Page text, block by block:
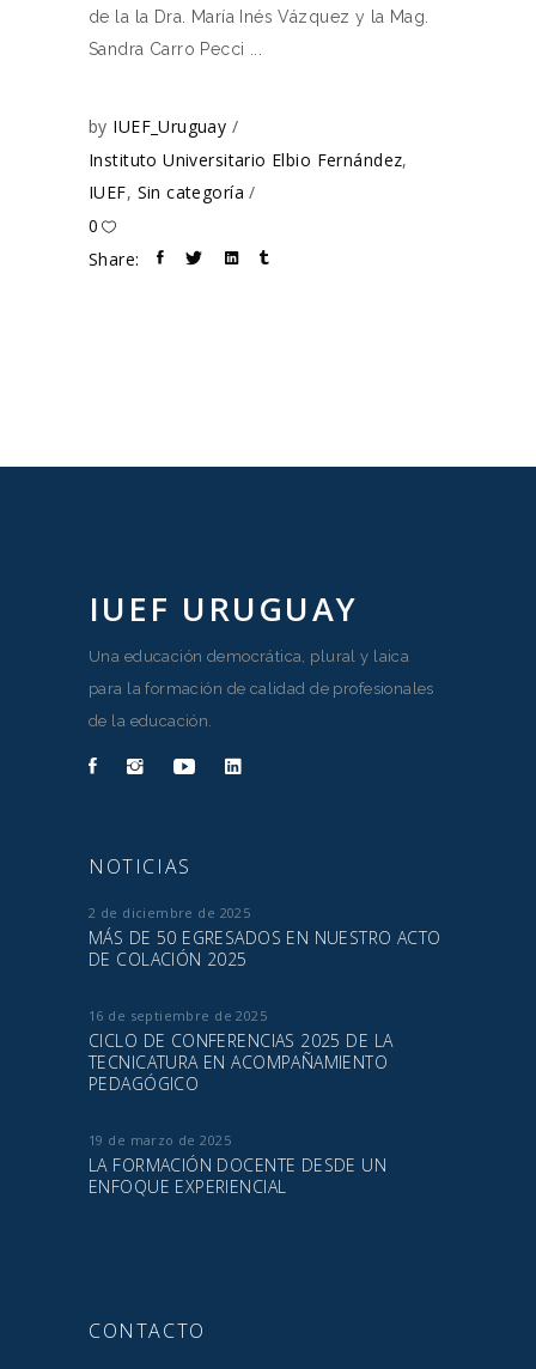
de la la Dra. María Inés Vázquez y la Mag.
Sandra Carro Pecci
by IUEF_Uruguay
Instituto Universitario Elbio Fernández,
IUEF, Sin categoría
0
Share:
IUEF URUGUAY
Una educación democrática, plural y laica
para la formación de calidad de profesionales
de la educación.
NOTICIAS
2 de diciembre de 2025
MÁS DE 50 EGRESADOS EN NUESTRO ACTO
DE COLACIÓN 2025
16 de septiembre de 2025
CICLO DE CONFERENCIAS 2025 DE LA
TECNICATURA EN ACOMPAÑAMIENTO
PEDAGÓGICO
19 de marzo de 2025
LA FORMACIÓN DOCENTE DESDE UN
ENFOQUE EXPERIENCIAL
CONTACTO